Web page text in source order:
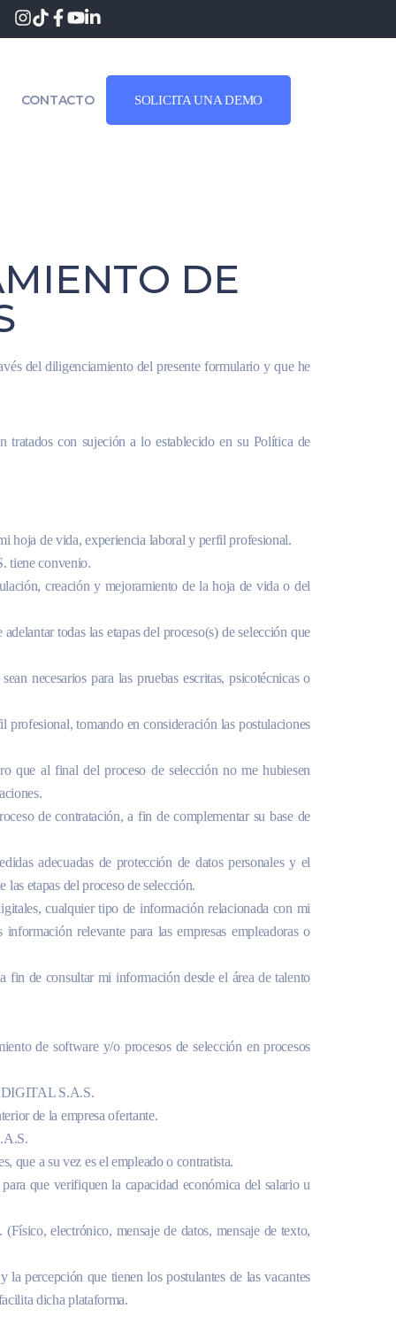
CONTACTO SOLICITA UNA DEMO
DE
del diligenciamiento del presente formulario y que he
tratados con sujeción a lo establecido en su Política de
hoja de vida, experiencia laboral y perfil profesional.
tiene convenio.
creación y mejoramiento de la hoja de vida o del
todas las etapas del proceso(s) de selección que
necesarios para las pruebas escritas, psicotécnicas o
profesional, tomando en consideración las postulaciones
que al final del proceso de selección no me hubiesen
de contratación, a fin de complementar su base de
adecuadas de protección de datos personales y el
etapas del proceso de selección.
cualquier tipo de información relacionada con mi
relevante para las empresas empleadoras o
de consultar mi información desde el área de talento
de software y/o procesos de selección en procesos
DIGITAL S.A.S.
de la empresa ofertante.
que a su vez es el empleado o contratista.
que verifiquen la capacidad económica del salario u
electrónico, mensaje de datos, mensaje de texto,
percepción que tienen los postulantes de las vacantes
dicha plataforma.